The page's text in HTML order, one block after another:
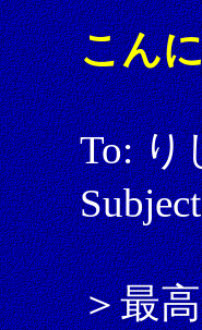
こん
To: り
＞最